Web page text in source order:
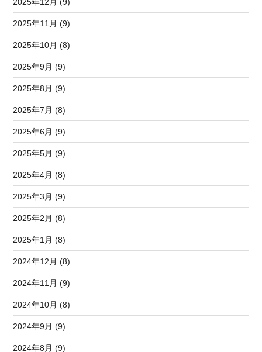
2025年12月 (9)
2025年11月 (9)
2025年10月 (8)
2025年9月 (9)
2025年8月 (9)
2025年7月 (8)
2025年6月 (9)
2025年5月 (9)
2025年4月 (8)
2025年3月 (9)
2025年2月 (8)
2025年1月 (8)
2024年12月 (8)
2024年11月 (9)
2024年10月 (8)
2024年9月 (9)
2024年8月 (9)